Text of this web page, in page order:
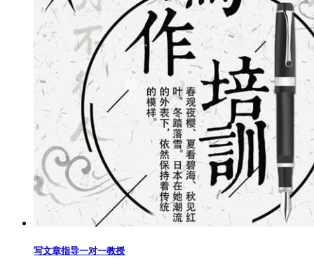
写文章指导一对一教授